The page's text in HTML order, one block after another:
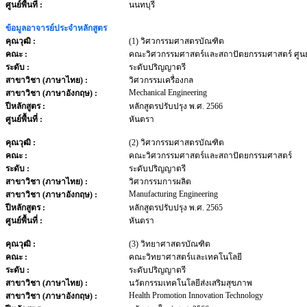
ศูนย์พื้นที่ :
นนทบุรี
ข้อมูลอาจารย์ประจำหลักสูตร
คุณวุฒิ :
(1) วิศวกรรมศาสตรบัณฑิต
คณะ :
คณะวิศวกรรมศาสตร์และสถาปัตยกรรมศาสตร์ ศูน
ระดับ :
ระดับปริญญาตรี
สาขาวิชา (ภาษาไทย) :
วิศวกรรมเครื่องกล
สาขาวิชา (ภาษาอังกฤษ) :
Mechanical Engineering
ปีหลักสูตร :
หลักสูตรปรับปรุง พ.ศ. 2566
ศูนย์พื้นที่ :
หันตรา
คุณวุฒิ :
(2) วิศวกรรมศาสตรบัณฑิต
คณะ :
คณะวิศวกรรมศาสตร์และสถาปัตยกรรมศาสตร์
ระดับ :
ระดับปริญญาตรี
สาขาวิชา (ภาษาไทย) :
วิศวกรรมการผลิต
สาขาวิชา (ภาษาอังกฤษ) :
Manufacturing Engineering
ปีหลักสูตร :
หลักสูตรปรับปรุง พ.ศ. 2565
ศูนย์พื้นที่ :
หันตรา
คุณวุฒิ :
(3) วิทยาศาสตรบัณฑิต
คณะ :
คณะวิทยาศาสตร์และเทคโนโลยี
ระดับ :
ระดับปริญญาตรี
สาขาวิชา (ภาษาไทย) :
นวัตกรรมเทคโนโลยีส่งเสริมสุขภาพ
สาขาวิชา (ภาษาอังกฤษ) :
Health Promotion Innovation Technology